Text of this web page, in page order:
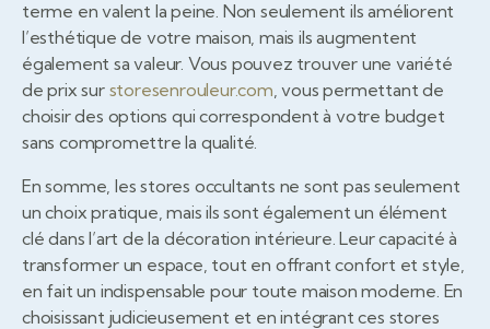
terme en valent la peine. Non seulement ils améliorent
l’esthétique de votre maison, mais ils augmentent
également sa valeur. Vous pouvez trouver une variété
de prix sur storesenrouleur.com , vous permettant de
choisir des options qui correspondent à votre budget
sans compromettre la qualité.
En somme, les stores occultants ne sont pas seulement
un choix pratique, mais ils sont également un élément
clé dans l’art de la décoration intérieure. Leur capacité à
transformer un espace, tout en offrant confort et style,
en fait un indispensable pour toute maison moderne. En
choisissant judicieusement et en intégrant ces stores